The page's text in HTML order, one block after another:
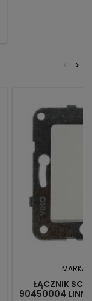
>
<
MARKA:
ŁĄCZNIK
90450004